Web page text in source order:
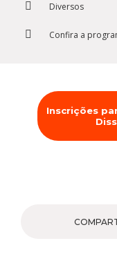
Diversos
Confira a
Inscrições